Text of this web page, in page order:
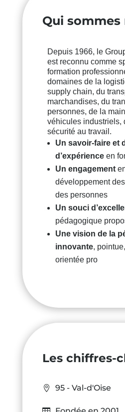
Qui sommes
Depuis 1966, le
est reconnu comme
formation
domaines de la
supply chain, du
marchandises, du
personnes, de la
véhicules industriels,
sécurité au travail.
Un savoir-faire et
d’expérienceen
Un engagement
développement
des personnes
Un souci
pédagogique
Une vision de la
innovante,
orientée pro
Les chiffres-
95 - Val-d'Oise